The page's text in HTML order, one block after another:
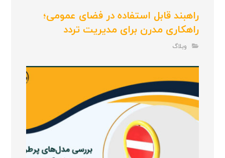
راهبند قابل استفاده در فضای عمومی؛
راهکاری مدرن برای مدیریت تردد
وبلاگ